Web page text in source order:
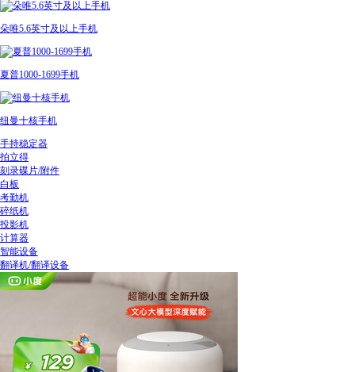
朵唯5.6英寸及以上手机
夏普1000-1699手机
纽曼十核手机
手持稳定器
拍立得
刻录碟片/附件
白板
考勤机
碎纸机
投影机
计算器
智能设备
翻译机/翻译设备